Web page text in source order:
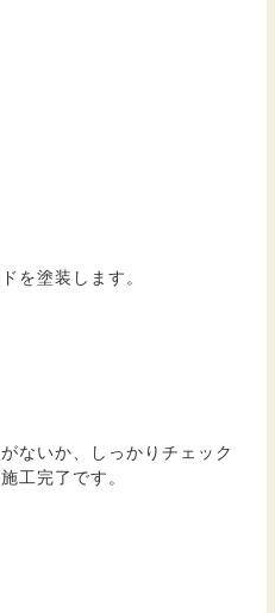
を塗装します。
ないか、しっかりチェック
工完了です。